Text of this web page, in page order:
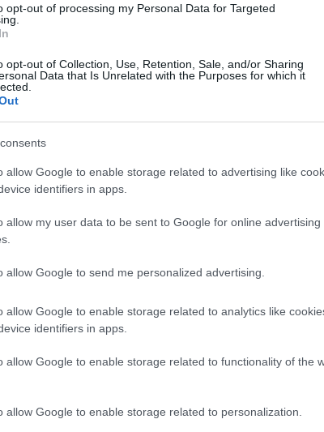
opt-out of processing my Personal Data for Targeted
opt-out of Collection, Use, Retention, Sale, and/or Sharing
Data that Is Unrelated with the Purposes for which it
allow Google to enable storage related to advertising like
identifiers in apps.
allow my user data to be sent to Google for online advertising
allow Google to send me personalized advertising.
allow Google to enable storage related to analytics like
identifiers in apps.
allow Google to enable storage related to functionality of the
allow Google to enable storage related to personalization.
Amministrazione
di vanificare gli investimenti già effettuati.
infrastrutture nazionali delle soluzioni locali,
e capillare delle risorse. Questo